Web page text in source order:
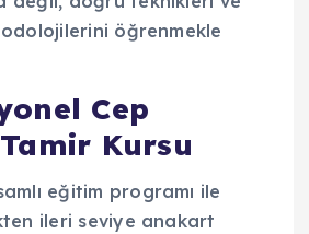
öğrenmekle
Cep
Kursu
eğitim programı ile
ileri seviye anakart